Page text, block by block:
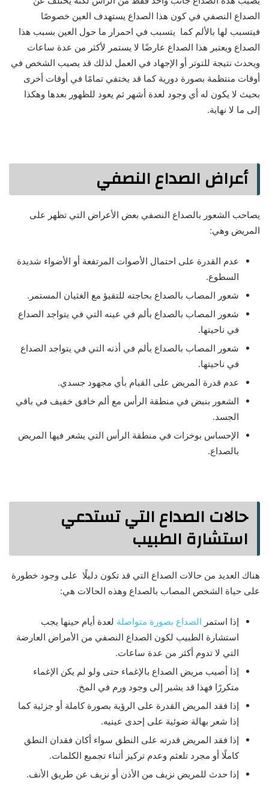
الصداع النصفي في كون هذا الصداع يستهدف العين خصوصًا
فيتسبب لها بالألم كما يتسبب في احمرار ما حول العين بسبب هذا
الصداع ويعتبر هذا الصداع عارضًا لا يستمر لأكثر من عدة ساعات
ويحدث نتيجة للتوتر أو الإجهاد في العمل لذلك قد يصيب الشخص في
أوقات منتظمة بصورة دورية كما قد يختفي تمامًا في أوقات أخرى
بحيث لا يكون له أي وجود لعدة أشهر ثم يعود للظهور بعدها وهكذا
إلى ما لا نهاية.
أعراض الصداع النصفي
يصاحب الشعور بالصداع النصفي بعض الأعراض التي تظهر على
المريض وهي:
عدم القدرة على احتمال الأصوات المرتفعة أو الأضواء شديدة
السطوع.
شعور المصاب بالصداع بحاجته للتقيؤ مع الغثيان المستمر.
شعور المصاب بالصداع بألم في عينه التي في يتواجد الصداع
في ناحيتها.
شعور المصاب بالصداع بألم في أذنه التي في يتواجد الصداع
في ناحيتها.
عدم قدرة المريض على القيام بأي مجهود جسدي.
الشعور بنبض في منطقة الرأس مع ألم خافق خفيف في باقي
الجسد.
الإحساس بوخزات في منطقة الرأس التي يشعر فيها المريض
بالصداع.
حالات الصداع التي تستدعي
استشارة الطبيب
هناك العديد من حالات الصداع التي قد تكون دليلًا على وجود خطورة
على حياة الشخص المصاب بالصداع وهذه الحالات هي:
إذا استمر الصداع بصورة متواصلة لعدة أيام حينها يجب
استشارة الطبيب لكون الصداع النصفي من الأمراض العارضة
التي لا تدوم أكثر من عدة ساعات.
إذا أصيب مريض الصداع بالإغماء حتى ولو لم يكن الإغماء
متكررًا فهذا قد يشير إلى وجود ورم في المخ.
إذا فقد المريض القدرة على الرؤية بصورة كاملة أو جزئية كما
إذا شعر بهالة ضوئية على إحدى عينيه.
إذا فقد المريض قدرته على النطق سواء أكان فقدان النطق
كاملًا أو مجرد تلعثم وعدم تركيز أثناء تجميع الكلمات.
إذا حدث للمريض نزيف من الأذن أو نزيف عن طريق الأنف.